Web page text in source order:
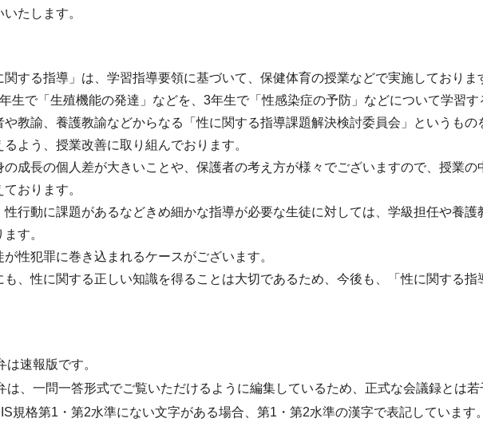
たします。
する指導」は、学習指導要領に基づいて、保健体育の授業などで実施しておりま
生で「生殖機能の発達」などを、3年生で「性感染症の予防」などについて学習す
教諭、養護教諭などからなる「性に関する指導課題解決検討委員会」というもの
よう、授業改善に取り組んでおります。
成長の個人差が大きいことや、保護者の考え方が様々でございますので、授業の
おります。
性行動に課題があるなどきめ細かな指導が必要な生徒に対しては、学級担任や養
す。
性犯罪に巻き込まれるケースがございます。
も、性に関する正しい知識を得ることは大切であるため、今後も、「性に関する
は速報版です。
は、一問一答形式でご覧いただけるように編集しているため、正式な会議録とは若
規格第1・第2水準にない文字がある場合、第1・第2水準の漢字で表記しています